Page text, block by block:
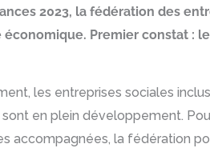
2023, la fédération des
économique. Premier constat :
les entreprises sociales
en plein développement.
accompagnées, la fédération